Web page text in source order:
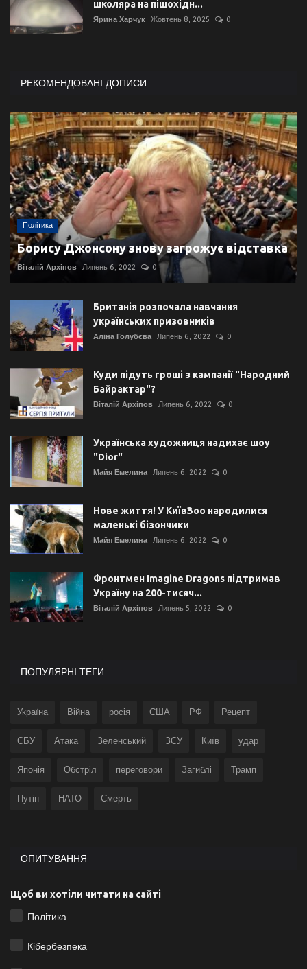
школяра на пішохідн...
Ярина Харчук Жовтень 8, 2025 0
РЕКОМЕНДОВАНІ ДОПИСИ
Політика
Борису Джонсону знову загрожує відставка
Віталій Архіпов Липень 6, 2022 0
Британія розпочала навчання
українських призовників
Аліна Голубєва Липень 6, 2022 0
Куди підуть гроші з кампанії "Народний
Байрактар"?
Віталій Архіпов Липень 6, 2022 0
Українська художниця надихає шоу
"Dior"
Майя Емелина Липень 6, 2022 0
Нове життя! У КиївЗоо народилися
маленькі бізончики
Майя Емелина Липень 6, 2022 0
Фронтмен Imagine Dragons підтримав
Україну на 200-тисяч...
Віталій Архіпов Липень 5, 2022 0
ПОПУЛЯРНІ ТЕГИ
Україна Війна росія США РФ Рецепт
СБУ Атака Зеленський ЗСУ Київ удар
Японія Обстріл переговори Загиблі Трамп
Путін НАТО Смерть
ОПИТУВАННЯ
Щоб ви хотіли читати на сайті
Політика
Кібербезпека